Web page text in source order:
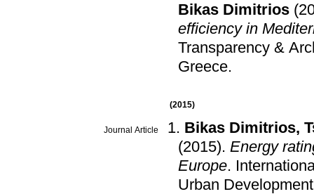
Bikas Dimitrios
efficiency in
Transparency &
Greece.
(2015)
Journal Article Bikas Dimitrios,
(2015). Energy
Europe.
Urban Development